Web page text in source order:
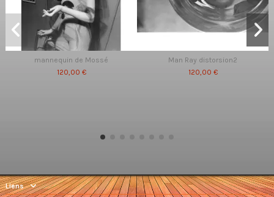
mannequin de Mossé
120,00 €
Man Ray distorsion2
120,00 €
Liens